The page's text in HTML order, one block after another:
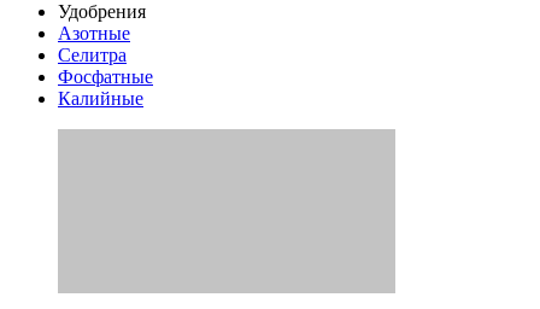
Удобрения
Азотные
Селитра
Фосфатные
Калийные